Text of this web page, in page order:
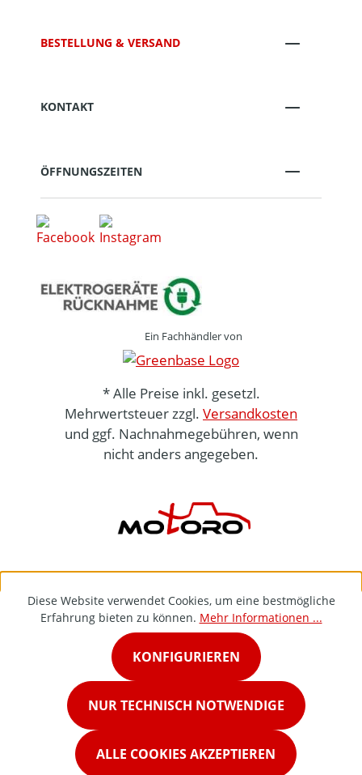
BESTELLUNG & VERSAND
KONTAKT
ÖFFNUNGSZEITEN
Ein Fachhändler von
* Alle Preise inkl. gesetzl.
Mehrwertsteuer zzgl. Versandkosten
und ggf. Nachnahmegebühren, wenn
nicht anders angegeben.
Diese Website verwendet Cookies, um eine bestmögliche
Erfahrung bieten zu können. Mehr Informationen ...
NUR TECHNISCH NOTWENDIGE
KONFIGURIEREN
ALLE COOKIES AKZEPTIEREN